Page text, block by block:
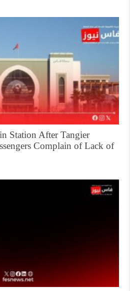
Station After Tangier
Complain of Lack of